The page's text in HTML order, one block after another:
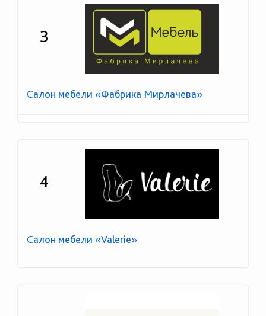
3
Салон мебели «Фабрика Мирлачева»
4
Салон мебели «Valerie»